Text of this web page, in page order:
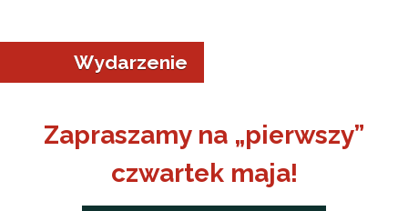
Wydarzenie
Zapraszamy na „pierwszy”
czwartek maja!